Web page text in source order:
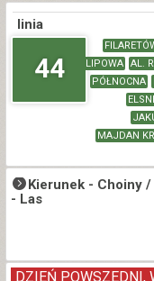
linia
44
LIPOWA
AL.
PÓŁNOCNA
MAJDAN
Kierunek - Choiny /
- Las
DZIEŃ POWSZEDNI,